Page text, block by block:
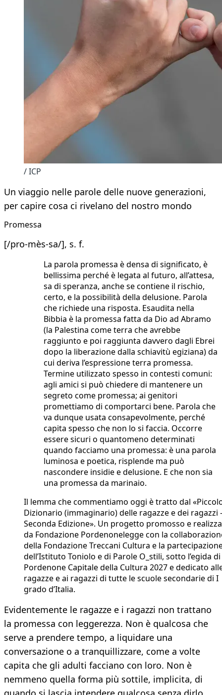
/ ICP
Un viaggio nelle parole delle nuove generazioni,
per capire cosa ci rivelano del nostro mondo
Promessa
[/pro-mès-sa/], s. f.
La parola promessa è densa di significato, è
bellissima perché è legata al futuro, all’attesa,
sa di speranza, anche se contiene il rischio,
certo, e la possibilità della delusione. Parola
che richiede una risposta. Esaudita nella
Bibbia è la promessa fatta da Dio ad Abramo
(la Palestina come terra che avrebbe
raggiunto e poi raggiunta davvero dagli Ebrei
dopo la liberazione dalla schiavitù egiziana) da
cui deriva l’espressione terra promessa.
Termine utilizzato spesso in contesti comuni:
agli amici si può chiedere di mantenere un
segreto come promessa; ai genitori
promettiamo di comportarci bene. Parola che
va dunque usata consapevolmente, perché
capita spesso che non lo si faccia. Occorre
essere sicuri o quantomeno determinati
quando facciamo una promessa: è una parola
luminosa e poetica, risplende ma può
nascondere insidie e delusione. E che non sia
una promessa da marinaio.
Il lemma che commentiamo oggi è tratto dal
Dizionario (immaginario) delle ragazze e dei ragazzi
Seconda Edizione». Un progetto promosso e
da Fondazione Pordenonelegge con la
della Fondazione Treccani Cultura e la
dell’Istituto Toniolo e di Parole O_stili, sotto l’egida di
Pordenone Capitale della Cultura 2027 e dedicato
ragazze e ai ragazzi di tutte le scuole secondarie di I
grado d’Italia.
Evidentemente le ragazze e i ragazzi non trattano
la promessa con leggerezza. Non è qualcosa che
serve a prendere tempo, a liquidare una
conversazione o a tranquillizzare, come a volte
capita che gli adulti facciano con loro. Non è
nemmeno quella forma più sottile, implicita, di